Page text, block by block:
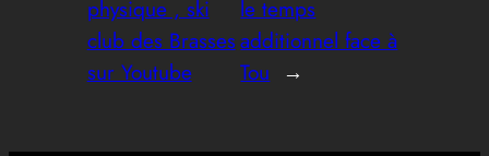
physique , ski
club des Brasses
sur Youtube
le temps
additionnel face à
Tou →